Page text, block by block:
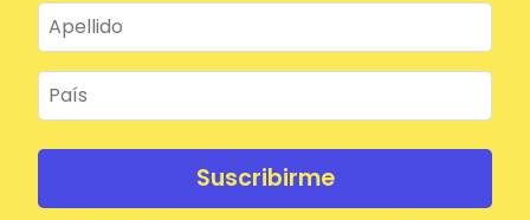
Suscribirme
Mantenerme conectado